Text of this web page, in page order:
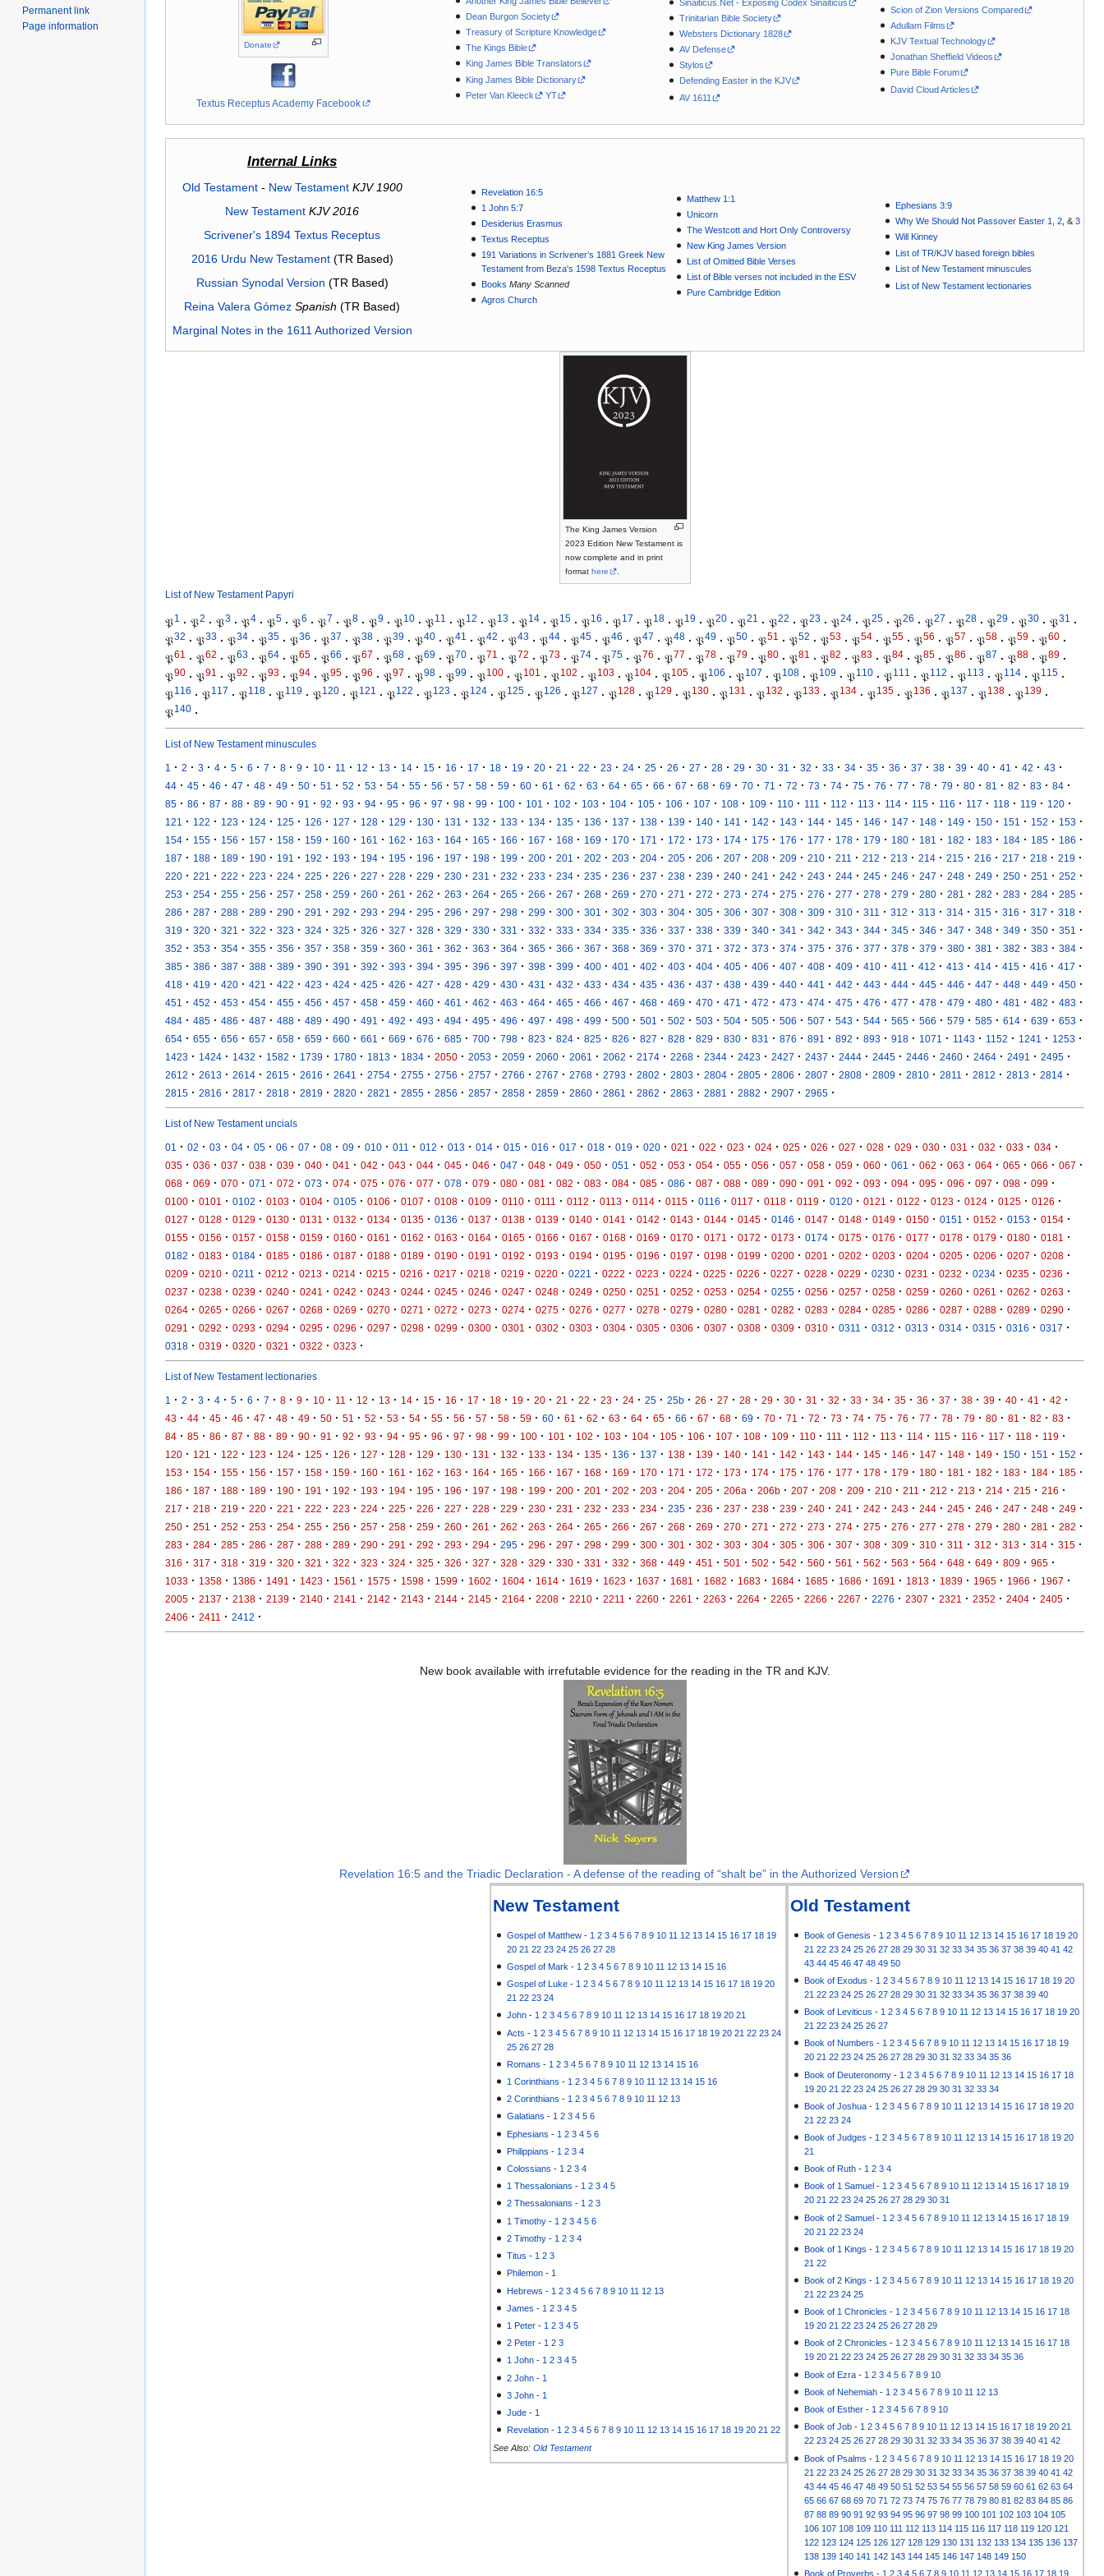
Donate
Textus Receptus Academy Facebook
Dean Burgon Society
Treasury of Scripture Knowledge
The Kings Bible
King James Bible Translators
King James Bible Dictionary
Peter Van Kleeck
YT
Sinaiticus.Net - Exposing Codex Sinaiticus
Trinitarian Bible Society
Websters Dictionary 1828
AV Defense
Stylos
Defending Easter in the KJV
AV 1611
Scion of Zion Versions Compared
Adullam Films
KJV Textual Technology
Jonathan Sheffield Videos
Pure Bible Forum
David Cloud Articles
Internal Links
Old Testament- New Testament KJV 1900
New Testament KJV 2016
Scrivener's 1894 Textus Receptus
2016 Urdu New Testament(TR Based)
Russian Synodal Version (TR Based)
Reina Valera Gómez Spanish (TR Based)
Marginal Notes in the 1611 Authorized Version
Revelation 16:5
1 John 5:7
Desiderius Erasmus
Textus Receptus
191 Variations in Scrivener’s 1881 Greek New
Testament from Beza's 1598 Textus Receptus
Books Many Scanned
Agros Church
Matthew 1:1
Unicorn
The Westcott and Hort Only Controversy
New King James Version
List of Omitted Bible Verses
List of Bible verses not included in the ESV
Pure Cambridge Edition
Ephesians 3:9
Why We Should Not Passover Easter 1
,2 , &3
Will Kinney
List of TR/KJV based foreign bibles
List of New Testament minuscules
List of New Testament lectionaries
The King James Version
2023 Edition New Testament is
now complete and in print
format here .
List of New Testament Papyri
𝔓1 · 𝔓2 · 𝔓3 · 𝔓4 · 𝔓5 · 𝔓6 · 𝔓7 · 𝔓8 · 𝔓9 · 𝔓10 · 𝔓11 · 𝔓12 · 𝔓13 · 𝔓14 · 𝔓15 · 𝔓16 · 𝔓17 · 𝔓18 · 𝔓19 · 𝔓20 · 𝔓21 · 𝔓22 · 𝔓23 · 𝔓24 · 𝔓25 · 𝔓26 · 𝔓27 · 𝔓28 · 𝔓29 · 𝔓30 · 𝔓31 ·
𝔓32 · 𝔓33 · 𝔓34 · 𝔓35 · 𝔓36 · 𝔓37 · 𝔓38 · 𝔓39 · 𝔓40 · 𝔓41 · 𝔓42 · 𝔓43 · 𝔓44 · 𝔓45 · 𝔓46 · 𝔓47 · 𝔓48 · 𝔓49 · 𝔓50 · 𝔓51 · 𝔓52 · 𝔓53 · 𝔓54 · 𝔓55 · 𝔓56 · 𝔓57 · 𝔓58 · 𝔓59 · 𝔓60 ·
𝔓61 · 𝔓62 · 𝔓63 · 𝔓64 · 𝔓65 · 𝔓66 · 𝔓67 · 𝔓68 · 𝔓69 · 𝔓70 · 𝔓71 · 𝔓72 · 𝔓73 · 𝔓74 · 𝔓75 · 𝔓76 · 𝔓77 · 𝔓78 · 𝔓79 · 𝔓80 · 𝔓81 · 𝔓82 · 𝔓83 · 𝔓84 · 𝔓85 · 𝔓86 · 𝔓87 · 𝔓88 · 𝔓89 ·
𝔓90 · 𝔓91 · 𝔓92 · 𝔓93 · 𝔓94 · 𝔓95 · 𝔓96 · 𝔓97 · 𝔓98 · 𝔓99 · 𝔓100 · 𝔓101 · 𝔓102 · 𝔓103 · 𝔓104 · 𝔓105 · 𝔓106 · 𝔓107 · 𝔓108 · 𝔓109 · 𝔓110 · 𝔓111 · 𝔓112 · 𝔓113 · 𝔓114 · 𝔓115 ·
𝔓116 · 𝔓117 · 𝔓118 · 𝔓119 · 𝔓120 · 𝔓121 · 𝔓122 · 𝔓123 · 𝔓124 · 𝔓125 · 𝔓126 · 𝔓127 · 𝔓128 · 𝔓129 · 𝔓130 · 𝔓131 · 𝔓132 · 𝔓133 · 𝔓134 · 𝔓135 · 𝔓136 · 𝔓137 · 𝔓138 · 𝔓139 ·
𝔓140 ·
List of New Testament minuscules
1 · 2 · 3 · 4 · 5 · 6 · 7 · 8 · 9 · 10 · 11 · 12 · 13 · 14 · 15 · 16 · 17 · 18 · 19 · 20 · 21 · 22 · 23 · 24 · 25 · 26 · 27 · 28 · 29 · 30 · 31 · 32 · 33 · 34 · 35 · 36 · 37 · 38 · 39 · 40 · 41 · 42 · 43 ·
44 · 45 · 46 · 47 · 48 · 49 · 50 · 51 · 52 · 53 · 54 · 55 · 56 · 57 · 58 · 59 · 60 · 61 · 62 · 63 · 64 · 65 · 66 · 67 · 68 · 69 · 70 · 71 · 72 · 73 · 74 · 75 · 76 · 77 · 78 · 79 · 80 · 81 · 82 · 83 · 84 ·
85 · 86 · 87 · 88 · 89 · 90 · 91 · 92 · 93 · 94 · 95 · 96 · 97 · 98 · 99 · 100 · 101 · 102 · 103 · 104 · 105 · 106 · 107 · 108 · 109 · 110 · 111 · 112 · 113 · 114 · 115 · 116 · 117 · 118 · 119 · 120 ·
121 · 122 · 123 · 124 · 125 · 126 · 127 · 128 · 129 · 130 · 131 · 132 · 133 · 134 · 135 · 136 · 137 · 138 · 139 · 140 · 141 · 142 · 143 · 144 · 145 · 146 · 147 · 148 · 149 · 150 · 151 · 152 · 153 ·
154 · 155 · 156 · 157 · 158 · 159 · 160 · 161 · 162 · 163 · 164 · 165 · 166 · 167 · 168 · 169 · 170 · 171 · 172 · 173 · 174 · 175 · 176 · 177 · 178 · 179 · 180 · 181 · 182 · 183 · 184 · 185 · 186 ·
187 · 188 · 189 · 190 · 191 · 192 · 193 · 194 · 195 · 196 · 197 · 198 · 199 · 200 · 201 · 202 · 203 · 204 · 205 · 206 · 207 · 208 · 209 · 210 · 211 · 212 · 213 · 214 · 215 · 216 · 217 · 218 · 219 ·
220 · 221 · 222 · 223 · 224 · 225 · 226 · 227 · 228 · 229 · 230 · 231 · 232 · 233 · 234 · 235 · 236 · 237 · 238 · 239 · 240 · 241 · 242 · 243 · 244 · 245 · 246 · 247 · 248 · 249 · 250 · 251 · 252 ·
253 · 254 · 255 · 256 · 257 · 258 · 259 · 260 · 261 · 262 · 263 · 264 · 265 · 266 · 267 · 268 · 269 · 270 · 271 · 272 · 273 · 274 · 275 · 276 · 277 · 278 · 279 · 280 · 281 · 282 · 283 · 284 · 285 ·
286 · 287 · 288 · 289 · 290 · 291 · 292 · 293 · 294 · 295 · 296 · 297 · 298 · 299 · 300 · 301 · 302 · 303 · 304 · 305 · 306 · 307 · 308 · 309 · 310 · 311 · 312 · 313 · 314 · 315 · 316 · 317 · 318 ·
319 · 320 · 321 · 322 · 323 · 324 · 325 · 326 · 327 · 328 · 329 · 330 · 331 · 332 · 333 · 334 · 335 · 336 · 337 · 338 · 339 · 340 · 341 · 342 · 343 · 344 · 345 · 346 · 347 · 348 · 349 · 350 · 351 ·
352 · 353 · 354 · 355 · 356 · 357 · 358 · 359 · 360 · 361 · 362 · 363 · 364 · 365 · 366 · 367 · 368 · 369 · 370 · 371 · 372 · 373 · 374 · 375 · 376 · 377 · 378 · 379 · 380 · 381 · 382 · 383 · 384 ·
385 · 386 · 387 · 388 · 389 · 390 · 391 · 392 · 393 · 394 · 395 · 396 · 397 · 398 · 399 · 400 · 401 · 402 · 403 · 404 · 405 · 406 · 407 · 408 · 409 · 410 · 411 · 412 · 413 · 414 · 415 · 416 · 417 ·
418 · 419 · 420 · 421 · 422 · 423 · 424 · 425 · 426 · 427 · 428 · 429 · 430 · 431 · 432 · 433 · 434 · 435 · 436 · 437 · 438 · 439 · 440 · 441 · 442 · 443 · 444 · 445 · 446 · 447 · 448 · 449 · 450 ·
451 · 452 · 453 · 454 · 455 · 456 · 457 · 458 · 459 · 460 · 461 · 462 · 463 · 464 · 465 · 466 · 467 · 468 · 469 · 470 · 471 · 472 · 473 · 474 · 475 · 476 · 477 · 478 · 479 · 480 · 481 · 482 · 483 ·
484 · 485 · 486 · 487 · 488 · 489 · 490 · 491 · 492 · 493 · 494 · 495 · 496 · 497 · 498 · 499 · 500 · 501 · 502 · 503 · 504 · 505 · 506 · 507 · 543 · 544 · 565 · 566 · 579 · 585 · 614 · 639 · 653 ·
654 · 655 · 656 · 657 · 658 · 659 · 660 · 661 · 669 · 676 · 685 · 700 · 798 · 823 · 824 · 825 · 826 · 827 · 828 · 829 · 830 · 831 · 876 · 891 · 892 · 893 · 918 · 1071 · 1143 · 1152 · 1241 · 1253 ·
1423 · 1424 · 1432 · 1582 · 1739 · 1780 · 1813 · 1834 · 2050 · 2053 · 2059 · 2060 · 2061 · 2062 · 2174 · 2268 · 2344 · 2423 · 2427 · 2437 · 2444 · 2445 · 2446 · 2460 · 2464 · 2491 · 2495 ·
2612 · 2613 · 2614 · 2615 · 2616 · 2641 · 2754 · 2755 · 2756 · 2757 · 2766 · 2767 · 2768 · 2793 · 2802 · 2803 · 2804 · 2805 · 2806 · 2807 · 2808 · 2809 · 2810 · 2811 · 2812 · 2813 · 2814 ·
2815 · 2816 · 2817 · 2818 · 2819 · 2820 · 2821 · 2855 · 2856 · 2857 · 2858 · 2859 · 2860 · 2861 · 2862 · 2863 · 2881 · 2882 · 2907 · 2965 ·
List of New Testament uncials
01 · 02 · 03 · 04 · 05 · 06 · 07 · 08 · 09 · 010 · 011 · 012 · 013 · 014 · 015 · 016 · 017 · 018 · 019 · 020 · 021 · 022 · 023 · 024 · 025 · 026 · 027 · 028 · 029 · 030 · 031 · 032 · 033 · 034 ·
035 · 036 · 037 · 038 · 039 · 040 · 041 · 042 · 043 · 044 · 045 · 046 · 047 · 048 · 049 · 050 · 051 · 052 · 053 · 054 · 055 · 056 · 057 · 058 · 059 · 060 · 061 · 062 · 063 · 064 · 065 · 066 · 067 ·
068 · 069 · 070 · 071 · 072 · 073 · 074 · 075 · 076 · 077 · 078 · 079 · 080 · 081 · 082 · 083 · 084 · 085 · 086 · 087 · 088 · 089 · 090 · 091 · 092 · 093 · 094 · 095 · 096 · 097 · 098 · 099 ·
0100 · 0101 · 0102 · 0103 · 0104 · 0105 · 0106 · 0107 · 0108 · 0109 · 0110 · 0111 · 0112 · 0113 · 0114 · 0115 · 0116 · 0117 · 0118 · 0119 · 0120 · 0121 · 0122 · 0123 · 0124 · 0125 · 0126 ·
0127 · 0128 · 0129 · 0130 · 0131 · 0132 · 0134 · 0135 · 0136 · 0137 · 0138 · 0139 · 0140 · 0141 · 0142 · 0143 · 0144 · 0145 · 0146 · 0147 · 0148 · 0149 · 0150 · 0151 · 0152 · 0153 · 0154 ·
0155 · 0156 · 0157 · 0158 · 0159 · 0160 · 0161 · 0162 · 0163 · 0164 · 0165 · 0166 · 0167 · 0168 · 0169 · 0170 · 0171 · 0172 · 0173 · 0174 · 0175 · 0176 · 0177 · 0178 · 0179 · 0180 · 0181 ·
0182 · 0183 · 0184 · 0185 · 0186 · 0187 · 0188 · 0189 · 0190 · 0191 · 0192 · 0193 · 0194 · 0195 · 0196 · 0197 · 0198 · 0199 · 0200 · 0201 · 0202 · 0203 · 0204 · 0205 · 0206 · 0207 · 0208 ·
0209 · 0210 · 0211 · 0212 · 0213 · 0214 · 0215 · 0216 · 0217 · 0218 · 0219 · 0220 · 0221 · 0222 · 0223 · 0224 · 0225 · 0226 · 0227 · 0228 · 0229 · 0230 · 0231 · 0232 · 0234 · 0235 · 0236 ·
0237 · 0238 · 0239 · 0240 · 0241 · 0242 · 0243 · 0244 · 0245 · 0246 · 0247 · 0248 · 0249 · 0250 · 0251 · 0252 · 0253 · 0254 · 0255 · 0256 · 0257 · 0258 · 0259 · 0260 · 0261 · 0262 · 0263 ·
0264 · 0265 · 0266 · 0267 · 0268 · 0269 · 0270 · 0271 · 0272 · 0273 · 0274 · 0275 · 0276 · 0277 · 0278 · 0279 · 0280 · 0281 · 0282 · 0283 · 0284 · 0285 · 0286 · 0287 · 0288 · 0289 · 0290 ·
0291 · 0292 · 0293 · 0294 · 0295 · 0296 · 0297 · 0298 · 0299 · 0300 · 0301 · 0302 · 0303 · 0304 · 0305 · 0306 · 0307 · 0308 · 0309 · 0310 · 0311 · 0312 · 0313 · 0314 · 0315 · 0316 · 0317 ·
0318 · 0319 · 0320 · 0321 · 0322 · 0323 ·
List of New Testament lectionaries
1 · 2 · 3 · 4 · 5 · 6 · 7 · 8 · 9 · 10 · 11 · 12 · 13 · 14 · 15 · 16 · 17 · 18 · 19 · 20 · 21 · 22 · 23 · 24 · 25 · 25b · 26 · 27 · 28 · 29 · 30 · 31 · 32 · 33 · 34 · 35 · 36 · 37 · 38 · 39 · 40 · 41 · 42 ·
43 · 44 · 45 · 46 · 47 · 48 · 49 · 50 · 51 · 52 · 53 · 54 · 55 · 56 · 57 · 58 · 59 · 60 · 61 · 62 · 63 · 64 · 65 · 66 · 67 · 68 · 69 · 70 · 71 · 72 · 73 · 74 · 75 · 76 · 77 · 78 · 79 · 80 · 81 · 82 · 83 ·
84 · 85 · 86 · 87 · 88 · 89 · 90 · 91 · 92 · 93 · 94 · 95 · 96 · 97 · 98 · 99 · 100 · 101 · 102 · 103 · 104 · 105 · 106 · 107 · 108 · 109 · 110 · 111 · 112 · 113 · 114 · 115 · 116 · 117 · 118 · 119 ·
120 · 121 · 122 · 123 · 124 · 125 · 126 · 127 · 128 · 129 · 130 · 131 · 132 · 133 · 134 · 135 · 136 · 137 · 138 · 139 · 140 · 141 · 142 · 143 · 144 · 145 · 146 · 147 · 148 · 149 · 150 · 151 · 152 ·
153 · 154 · 155 · 156 · 157 · 158 · 159 · 160 · 161 · 162 · 163 · 164 · 165 · 166 · 167 · 168 · 169 · 170 · 171 · 172 · 173 · 174 · 175 · 176 · 177 · 178 · 179 · 180 · 181 · 182 · 183 · 184 · 185 ·
186 · 187 · 188 · 189 · 190 · 191 · 192 · 193 · 194 · 195 · 196 · 197 · 198 · 199 · 200 · 201 · 202 · 203 · 204 · 205 · 206a · 206b · 207 · 208 · 209 · 210 · 211 · 212 · 213 · 214 · 215 · 216 ·
217 · 218 · 219 · 220 · 221 · 222 · 223 · 224 · 225 · 226 · 227 · 228 · 229 · 230 · 231 · 232 · 233 · 234 · 235 · 236 · 237 · 238 · 239 · 240 · 241 · 242 · 243 · 244 · 245 · 246 · 247 · 248 · 249 ·
250 · 251 · 252 · 253 · 254 · 255 · 256 · 257 · 258 · 259 · 260 · 261 · 262 · 263 · 264 · 265 · 266 · 267 · 268 · 269 · 270 · 271 · 272 · 273 · 274 · 275 · 276 · 277 · 278 · 279 · 280 · 281 · 282 ·
283 · 284 · 285 · 286 · 287 · 288 · 289 · 290 · 291 · 292 · 293 · 294 · 295 · 296 · 297 · 298 · 299 · 300 · 301 · 302 · 303 · 304 · 305 · 306 · 307 · 308 · 309 · 310 · 311 · 312 · 313 · 314 · 315 ·
316 · 317 · 318 · 319 · 320 · 321 · 322 · 323 · 324 · 325 · 326 · 327 · 328 · 329 · 330 · 331 · 332 · 368 · 449 · 451 · 501 · 502 · 542 · 560 · 561 · 562 · 563 · 564 · 648 · 649 · 809 · 965 ·
1033 · 1358 · 1386 · 1491 · 1423 · 1561 · 1575 · 1598 · 1599 · 1602 · 1604 · 1614 · 1619 · 1623 · 1637 · 1681 · 1682 · 1683 · 1684 · 1685 · 1686 · 1691 · 1813 · 1839 · 1965 · 1966 · 1967 ·
2005 · 2137 · 2138 · 2139 · 2140 · 2141 · 2142 · 2143 · 2144 · 2145 · 2164 · 2208 · 2210 · 2211 · 2260 · 2261 · 2263 · 2264 · 2265 · 2266 · 2267 · 2276 · 2307 · 2321 · 2352 · 2404 · 2405 ·
2406 · 2411 · 2412 ·
New book available with irrefutable evidence for the reading in the TR and KJV.
Revelation 16:5 and the Triadic Declaration - A defense of the reading of “shalt be” in the Authorized Version
Old Testament
Book of Genesis - 1 2 3 4 5 6 7 8 9 10 11 12 13 14 15 16 17 18 19 20
21 22 23 24 25 26 27 28 29 30 31 32 33 34 35 36 37 38 39 40 41 42
43 44 45 46 47 48 49 50
Book of Exodus - 1 2 3 4 5 6 7 8 9 10 11 12 13 14 15 16 17 18 19 20
21 22 23 24 25 26 27 28 29 30 31 32 33 34 35 36 37 38 39 40
Book of Leviticus - 1 2 3 4 5 6 7 8 9 10 11 12 13 14 15 16 17 18 19 20
21 22 23 24 25 26 27
Book of Numbers -1 2 3 4 5 6 7 8 9 10 11 12 13 14 15 16 17 18 19
20 21 22 23 24 25 26 27 28 29 30 31 32 33 34 35 36
Book of Deuteronomy - 1 2 3 4 5 6 7 8 9 10 11 12 13 14 15 16 17 18
19 20 21 22 23 24 25 26 27 28 29 30 31 32 33 34
Book of Joshua - 1 2 3 4 5 6 7 8 9 10 11 12 13 14 15 16 17 18 19 20
21 22 23 24
Book of Judges - 1 2 3 4 5 6 7 8 9 10 11 12 13 14 15 16 17 18 19 20
21
Book of Ruth - 1 2 3 4
Book of 1 Samuel -1 2 3 4 5 6 7 8 9 10 11 12 13 14 15 16 17 18 19
20 21 22 23 24 25 26 27 28 29 30 31
Book of 2 Samuel - 1 2 3 4 5 6 7 8 9 10 11 12 13 14 15 16 17 18 19
20 21 22 23 24
Book of 1 Kings - 1 2 3 4 5 6 7 8 9 10 11 12 13 14 15 16 17 18 19 20
21 22
Book of 2 Kings - 1 2 3 4 5 6 7 8 9 10 11 12 13 14 15 16 17 18 19 20
21 22 23 24 25
Book of 1 Chronicles - 1 2 3 4 5 6 7 8 9 10 11 12 13 14 15 16 17 18
19 20 21 22 23 24 25 26 27 28 29
Book of 2 Chronicles -1 2 3 4 5 6 7 8 9 10 11 12 13 14 15 16 17 18
19 20 21 22 23 24 25 26 27 28 29 30 31 32 33 34 35 36
Book of Ezra - 1 2 3 4 5 6 7 8 9 10
Book of Nehemiah - 1 2 3 4 5 6 7 8 9 10 11 12 13
Book of Esther - 1 2 3 4 5 6 7 8 9 10
Book of Job - 1 2 3 4 5 6 7 8 9 10 11 12 13 14 15 16 17 18 19 20 21
22 23 24 25 26 27 28 29 30 31 32 33 34 35 36 37 38 39 40 41 42
Book of Psalms - 1 2 3 4 5 6 7 8 9 10 11 12 13 14 15 16 17 18 19 20
21 22 23 24 25 26 27 28 29 30 31 32 33 34 35 36 37 38 39 40 41 42
43 44 45 46 47 48 49 50 51 52 53 54 55 56 57 58 59 60 61 62 63 64
65 66 67 68 69 70 71 72 73 74 75 76 77 78 79 80 81 82 83 84 85 86
87 88 89 90 91 92 93 94 95 96 97 98 99 100 101 102 103 104 105
106 107 108 109 110 111 112 113 114 115 116 117 118 119 120 121
122 123 124 125 126 127 128 129 130 131 132 133 134 135 136 137
138 139 140 141 142 143 144 145 146 147 148 149 150
Book of Proverbs - 1 2 3 4 5 6 7 8 9 10 11 12 13 14 15 16 17 18 19
New Testament
Gospel of Matthew - 1 2 3 4 5 6 7 8 9 10 11 12 13 14 15 16 17 18 19
20 21 22 23 24 25 26 27 28
Gospel of Mark - 1 2 3 4 5 6 7 8 9 10 11 12 13 14 15 16
Gospel of Luke - 1 2 3 4 5 6 7 8 9 10 11 12 13 14 15 16 17 18 19 20
21 22 23 24
John -1 2 3 4 5 6 7 8 9 10 11 12 13 14 15 16 17 18 19 20 21
Acts - 1 2 3 4 5 6 7 8 9 10 11 12 13 14 15 16 17 18 19 20 21 22 23 24
25 26 27 28
Romans - 1 2 3 4 5 6 7 8 9 10 11 12 13 14 15 16
1 Corinthians - 1 2 3 4 5 6 7 8 9 10 11 12 13 14 15 16
2 Corinthians - 1 2 3 4 5 6 7 8 9 10 11 12 13
Galatians -1 2 3 4 5 6
Ephesians - 1 2 3 4 5 6
Philippians - 1 2 3 4
Colossians - 1 2 3 4
1 Thessalonians - 1 2 3 4 5
2 Thessalonians -1 2 3
1 Timothy - 1 2 3 4 5 6
2 Timothy - 1 2 3 4
Titus - 1 2 3
Philemon - 1
Hebrews - 1 2 3 4 5 6 7 8 9 10 11 12 13
James - 1 2 3 4 5
1 Peter - 1 2 3 4 5
2 Peter - 1 2 3
1 John - 1 2 3 4 5
2 John - 1
3 John - 1
Jude - 1
Revelation - 1 2 3 4 5 6 7 8 9 10 11 12 13 14 15 16 17 18 19 20 21 22
See Also: Old Testament
Permanent link
Page information